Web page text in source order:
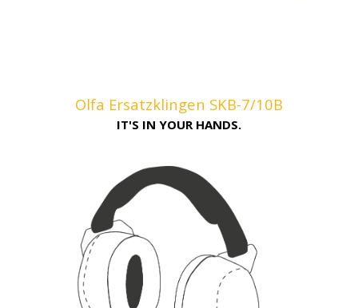
Olfa Ersatzklingen SKB-7/10B
IT'S IN YOUR HANDS.